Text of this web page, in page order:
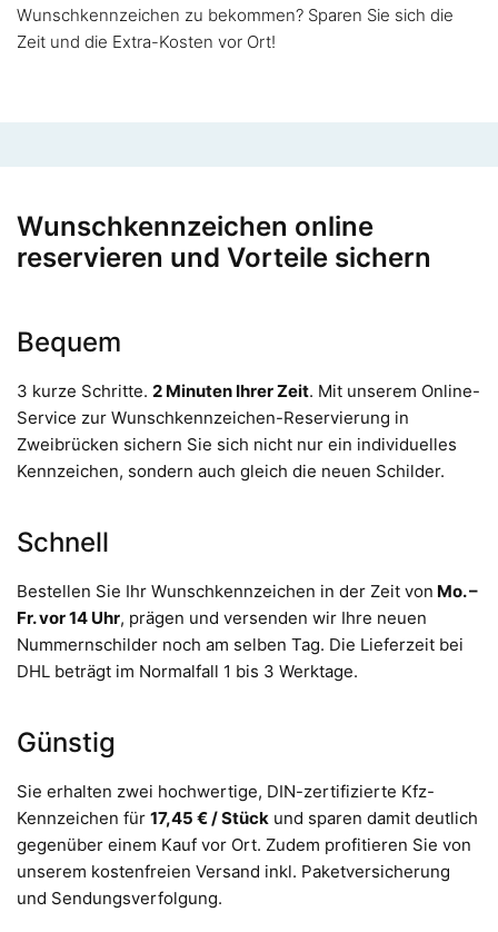
Wunschkennzeichen zu bekommen? Sparen Sie sich die
Zeit und die Extra-Kosten vor Ort!
Wunschkennzeichen online
reservieren und Vorteile sichern
Bequem
3 kurze Schritte. 2 Minuten Ihrer Zeit. Mit unserem Online-
Service zur Wunschkennzeichen-Reservierung in
Zweibrücken sichern Sie sich nicht nur ein individuelles
Kennzeichen, sondern auch gleich die neuen Schilder.
Schnell
Bestellen Sie Ihr Wunschkennzeichen in der Zeit von Mo. –
Fr. vor 14 Uhr, prägen und versenden wir Ihre neuen
Nummernschilder noch am selben Tag. Die Lieferzeit bei
DHL beträgt im Normalfall 1 bis 3 Werktage.
Günstig
Sie erhalten zwei hochwertige, DIN-zertifizierte Kfz-
Kennzeichen für 17,45 € / Stück und sparen damit deutlich
gegenüber einem Kauf vor Ort. Zudem profitieren Sie von
unserem kostenfreien Versand inkl. Paketversicherung
und Sendungsverfolgung.